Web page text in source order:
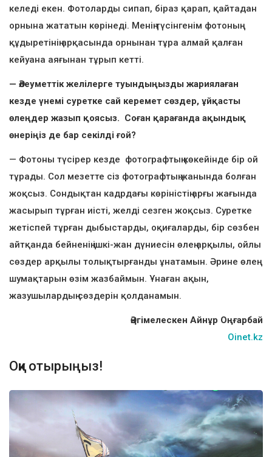
келеді екен. Фотоларды сипап, біраз қарап, қайтадан
орнына жататын көрінеді. Менің түсінгенім фотоның
құдыретінің арқасында орнынан тұра алмай қалған
кейуана аяғынан тұрып кетті.
— Әлеуметтік желілерге туындыңызды жариялаған
кезде үнемі суретке сай керемет сөздер, ұйқасты
өлеңдер жазып қоясыз. Соған қарағанда ақындық
өнеріңіз де бар секілді ғой?
— Фотоны түсірер кезде фотографтың көкейінде бір ой
тұрады. Сол мезетте сіз фотографтың жанында болған
жоқсыз. Сондықтан кадрдағы көріністің арғы жағында
жасырып тұрған иісті, желді сезген жоқсыз. Суретке
жетіспей тұрған дыбыстарды, оқиғаларды, бір сөзбен
айтқанда бейненің ішкі-жан дүниесін өлең арқылы, ойлы
сөздер арқылы толықтырғанды ұнатамын. Әрине өлең
шумақтарын өзім жазбаймын. Ұнаған ақын,
жазушылардың сөздерін қолданамын.
Әңгімелескен Айнұр Оңғарбай
Oinet.kz
Оқи отырыңыз!